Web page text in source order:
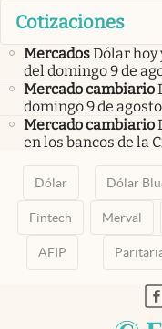
Cotizaciones
MercadosDólar hoy
del domingo 9 de
Mercado cambiario
domingo 9 de
Mercado cambiario
en los bancos de la
Dólar Dólar
Fintech Merval
AFIP